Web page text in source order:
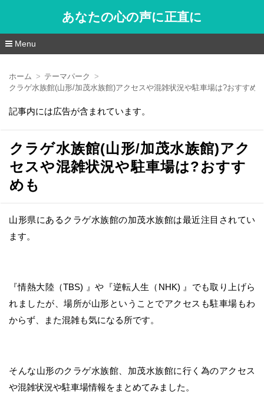
あなたの心の声に正直に
Menu
動
ホーム
テーマパーク
クラゲ水族館(山形/加茂水族館)アクセスや混雑状況や駐車場は?おすすめ
記事内には広告が含まれています。
クラゲ水族館(山形/加茂水族館)アク
セスや混雑状況や駐車場は?おすす
めも
山形県にあるクラゲ水族館の加茂水族館は最近注目されてい
ます。
『情熱大陸（TBS) 』や『逆転人生（NHK) 』でも取り上げら
れましたが、場所が山形ということでアクセスも駐車場もわ
からず、また混雑も気になる所です。
そんな山形のクラゲ水族館、加茂水族館に行く為のアクセス
や混雑状況や駐車場情報をまとめてみました。